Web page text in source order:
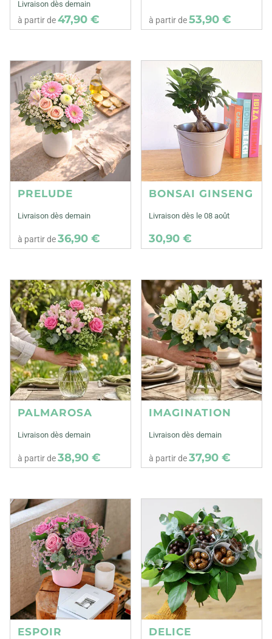
Livraison dès demain
à partir de47,90 € à partir de53,90 €
PRELUDE
Livraison dès demain
à partir de36,90 €
BONSAI GINSENG
Livraison dès le 08 août
30,90 €
PALMAROSA
Livraison dès demain
à partir de38,90 €
IMAGINATION
Livraison dès demain
à partir de37,90 €
ESPOIR
DELICE